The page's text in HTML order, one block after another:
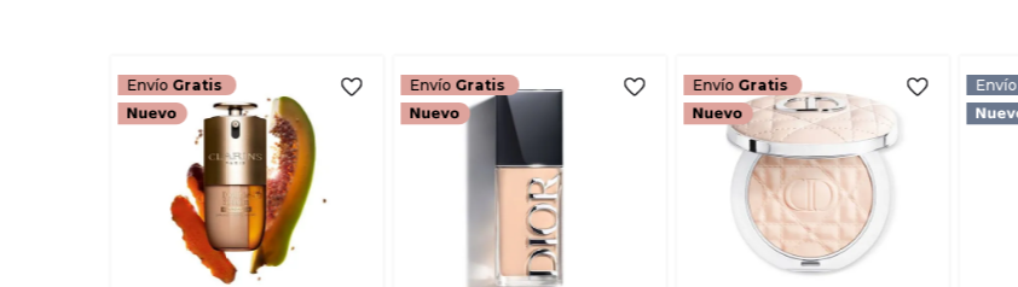
Envío Gratis Envío Gratis Envío Gratis Envío